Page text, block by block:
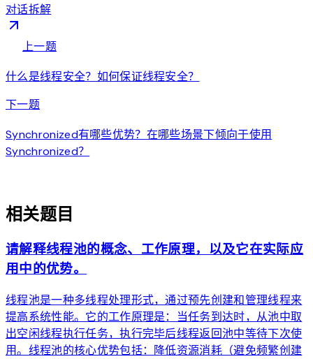
对话拆解
上一题
什么是线程安全？如何保证线程安全？
下一题arrow_forward
Synchronized有哪些优势？在哪些场景下倾向于使用
Synchronized？
相关题目
请解释线程池的概念、工作原理，以及它在实际应
用中的优势。
线程池是一种多线程处理形式，通过预先创建和管理线程来
提高系统性能。它的工作原理是：当任务到达时，从池中取
出空闲线程执行任务，执行完毕后线程返回池中等待下次使
用。线程池的核心优势包括：降低资源消耗（避免频繁创建